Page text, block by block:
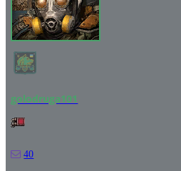
golodruga101
40